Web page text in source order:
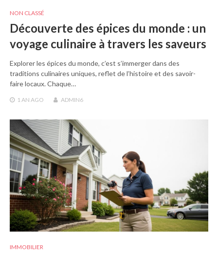
NON CLASSÉ
Découverte des épices du monde : un
voyage culinaire à travers les saveurs
Explorer les épices du monde, c’est s’immerger dans des
traditions culinaires uniques, reflet de l’histoire et des savoir-
faire locaux. Chaque…
1 AN AGO ADMIN6
IMMOBILIER